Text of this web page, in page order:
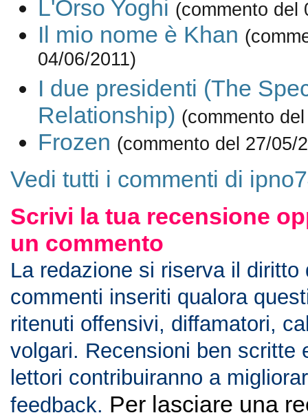
L'Orso Yoghi (commento del
Il mio nome è Khan
04/06/2011)
I due presidenti (The
Relationship) (commento
Frozen (commento del 27/05/
Vedi tutti i commenti di
Scrivi la tua recensione
un commento
La redazione si riserva il diritto
commenti inseriti qualora
ritenuti offensivi, diffamatori,
volgari. Recensioni ben scritte
lettori contribuiranno a
feedback. Per lasciare una